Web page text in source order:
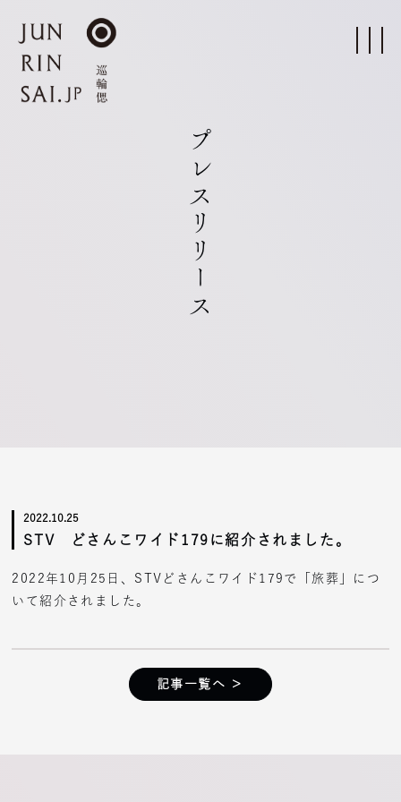
プレスリリース
2022.10.25
STV どさんこワイド179に紹介されました。
2022年10月25日、STVどさんこワイド179で「旅葬」につ
いて紹介されました。
記事一覧へ ＞